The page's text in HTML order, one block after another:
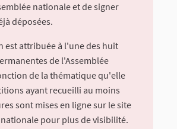
nationale et de signer
déposées.
est attribuée à l'une des huit
de l'Assemblée
de la thématique qu'elle
ayant recueilli au moins
sont mises en ligne sur le site
pour plus de visibilité.